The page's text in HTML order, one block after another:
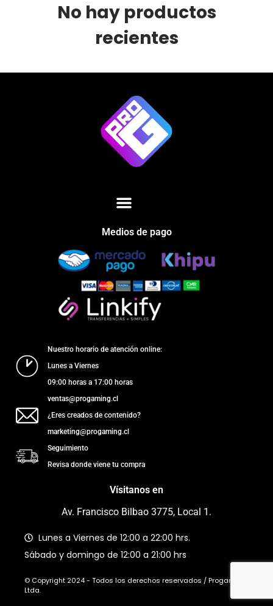
No hay productos
recientes
Medios de pago
Nuestro horario de atención online:
Lunes a Viernes
09:00 horas a 17:00 horas
ventas@progaming.cl
¿Eres creados de contenido?
marketing@progaming.cl
Seguimiento
Revisa donde viene tu compra
Vísitanos en
Av. Francisco Bilbao 3775, Local 1.
Lunes a Viernes de 12:00 a 22:00 hrs.
Sábado y domingo de 12:00 a 21:00 hrs
© Copyright 2024 - Todos los derechos reservados / Progaming
Ltda.